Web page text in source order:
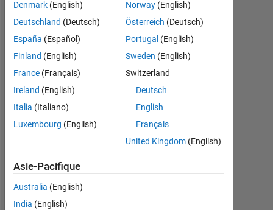
No
Badges
Denmark (English)
Deutschland (Deutsch)
España (Español)
Finland (English)
France (Français)
Ireland (English)
Italia (Italiano)
Luxembourg (English)
Norway(English)
Österreich (Deutsch)
Portugal (English)
Sweden (English)
Switzerland
Deutsch
English
Français
United Kingdom(English)
Asie-Pacifique
Australia (English)
India (English)